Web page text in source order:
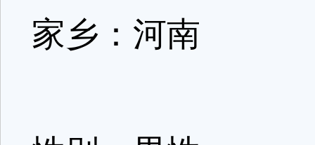
家乡：河南